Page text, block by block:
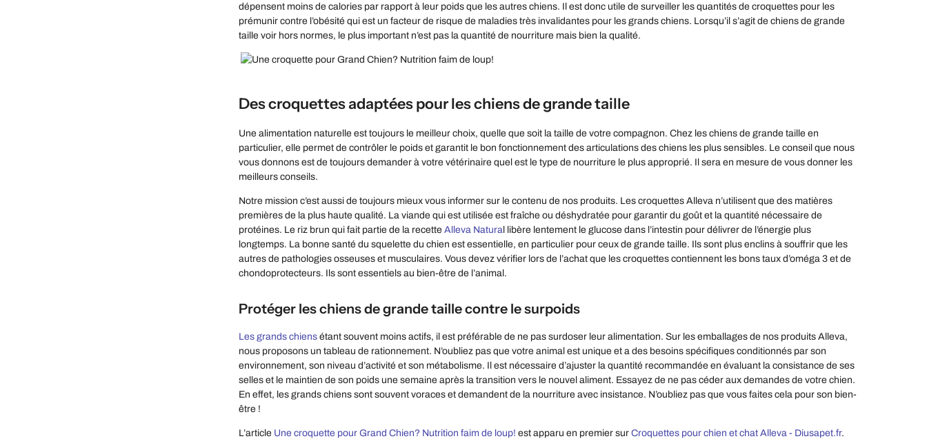
dépensent moins de calories par rapport à leur poids que les autres chiens. Il est donc utile de surveiller les quantités de croquettes pour les
prémunir contre l’obésité qui est un facteur de risque de maladies très invalidantes pour les grands chiens. Lorsqu’il s’agit de chiens de grande
taille voir hors normes, le plus important n’est pas la quantité de nourriture mais bien la qualité.
Des croquettes adaptées pour les chiens de grande taille
Une alimentation naturelle est toujours le meilleur choix, quelle que soit la taille de votre compagnon. Chez les chiens de grande taille en
particulier, elle permet de contrôler le poids et garantit le bon fonctionnement des articulations des chiens les plus sensibles. Le conseil que nous
vous donnons est de toujours demander à votre vétérinaire quel est le type de nourriture le plus approprié. Il sera en mesure de vous donner les
meilleurs conseils.
Notre mission c’est aussi de toujours mieux vous informer sur le contenu de nos produits. Les croquettes Alleva n’utilisent que des matières
premières de la plus haute qualité. La viande qui est utilisée est fraîche ou déshydratée pour garantir du goût et la quantité nécessaire de
protéines. Le riz brun qui fait partie de la recette Alleva Natural libère lentement le glucose dans l’intestin pour délivrer de l’énergie plus
longtemps. La bonne santé du squelette du chien est essentielle, en particulier pour ceux de grande taille. Ils sont plus enclins à souffrir que les
autres de pathologies osseuses et musculaires. Vous devez vérifier lors de l’achat que les croquettes contiennent les bons taux d’oméga 3 et de
chondoprotecteurs. Ils sont essentiels au bien-être de l’animal.
Protéger les chiens de grande taille contre le surpoids
Les grands chiens étant souvent moins actifs, il est préférable de ne pas surdoser leur alimentation. Sur les emballages de nos produits Alleva,
nous proposons un tableau de rationnement. N’oubliez pas que votre animal est unique et a des besoins spécifiques conditionnés par son
environnement, son niveau d’activité et son métabolisme. Il est nécessaire d’ajuster la quantité recommandée en évaluant la consistance de ses
selles et le maintien de son poids une semaine après la transition vers le nouvel aliment. Essayez de ne pas céder aux demandes de votre chien.
En effet, les grands chiens sont souvent voraces et demandent de la nourriture avec insistance. N’oubliez pas que vous faites cela pour son bien-
être !
L’article Une croquette pour Grand Chien? Nutrition faim de loup! est apparu en premier sur Croquettes pour chien et chat Alleva - Diusapet.fr.